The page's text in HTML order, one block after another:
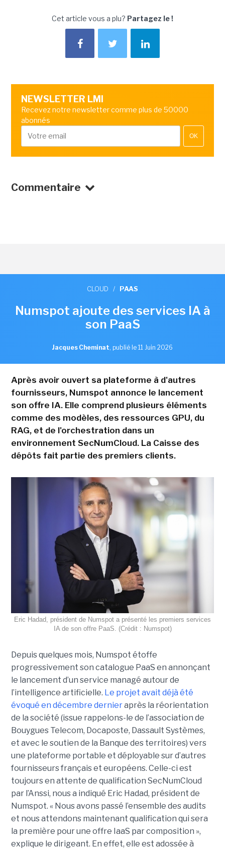
Cet article vous a plu? Partagez le !
NEWSLETTER LMI
Recevez notre newsletter comme plus de 50000
abonnés
OK
Commentaire
CLOUD / PAAS
Numspot ajoute des services IA à
son PaaS
Jacques Cheminat, publié le 11 Juin 2026
Après avoir ouvert sa plateforme à d'autres
fournisseurs, Numspot annonce le lancement
son offre IA. Elle comprend plusieurs éléments
comme des modèles, des ressources GPU, du
RAG, et de l'orchestration dans un
environnement SecNumCloud. La Caisse des
dépôts fait partie des premiers clients.
Eric Hadad, président de Numspot a présenté les premiers services
IA de son offre PaaS. (Crédit : Numspot)
Depuis quelques mois, Numspot étoffe
progressivement son catalogue PaaS en annonçant
le lancement d’un service managé autour de
l’intelligence artificielle. Le projet avait déjà été
évoqué en décembre dernieraprès la réorientation
de la société (issue rappelons-le de l’association de
Bouygues Telecom, Docaposte, Dassault Systèmes,
et avec le soutien de la Banque des territoires) vers
une plateforme portable et déployable sur d’autres
fournisseurs français et européens. Celle-ci est
toujours en attente de qualification SecNumCloud
par l’Anssi, nous a indiqué Eric Hadad, président de
Numspot. « Nous avons passé l’ensemble des audits
et nous attendons maintenant qualification qui sera
la première pour une offre IaaS par composition »,
explique le dirigeant. En effet, elle est adossée à